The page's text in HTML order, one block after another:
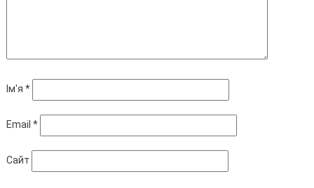
Ім'я *
Email *
Сайт